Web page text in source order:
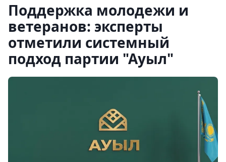
Поддержка молодежи и
ветеранов: эксперты
отметили системный
подход партии "Ауыл"